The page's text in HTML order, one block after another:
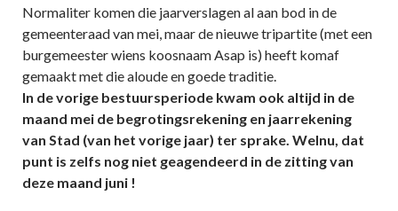
Normaliter komen die jaarverslagen al aan bod in de
gemeenteraad van mei, maar de nieuwe tripartite (met een
burgemeester wiens koosnaam Asap is) heeft komaf
gemaakt met die aloude en goede traditie.
In de vorige bestuursperiode kwam ook altijd in de
maand mei de begrotingsrekening en jaarrekening
van Stad (van het vorige jaar) ter sprake. Welnu, dat
punt is zelfs nog niet geagendeerd in de zitting van
deze maand juni !